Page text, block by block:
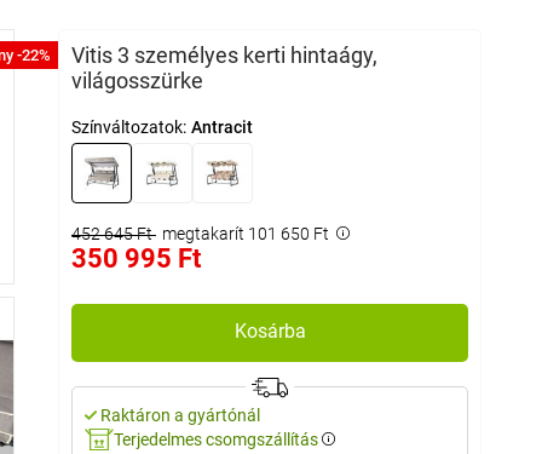
-22%
Vitis 3 személyes kerti hintaágy,
világosszürke
Színváltozatok: Antracit
452 645 Ft megtakarít 101 650 Ft
350 995 Ft
Kosárba
Raktáron a gyártónál
Terjedelmes csomgszállítás